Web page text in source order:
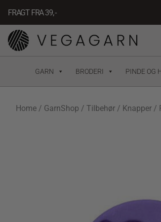
indholdet
FRAGT FRA 39, -
GARN BRODERI PINDE OG
Home / GarnShop / Tilbehør / Knapper /